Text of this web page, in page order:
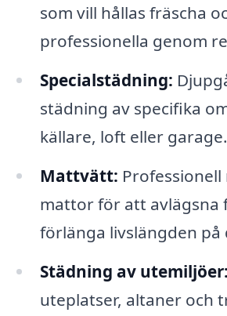
som vill hållas fräscha
professionella genom
Specialstädning:
städning av specifika
källare, loft eller garage.
Mattvätt:
mattor för att avlägsna
förlänga livslängden på
Städning av utemiljöer:
uteplatser, altaner och